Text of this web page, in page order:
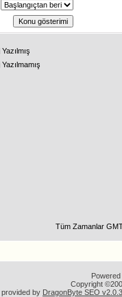
Tüm Zamanlar
Copyright
by DragonByte SEO